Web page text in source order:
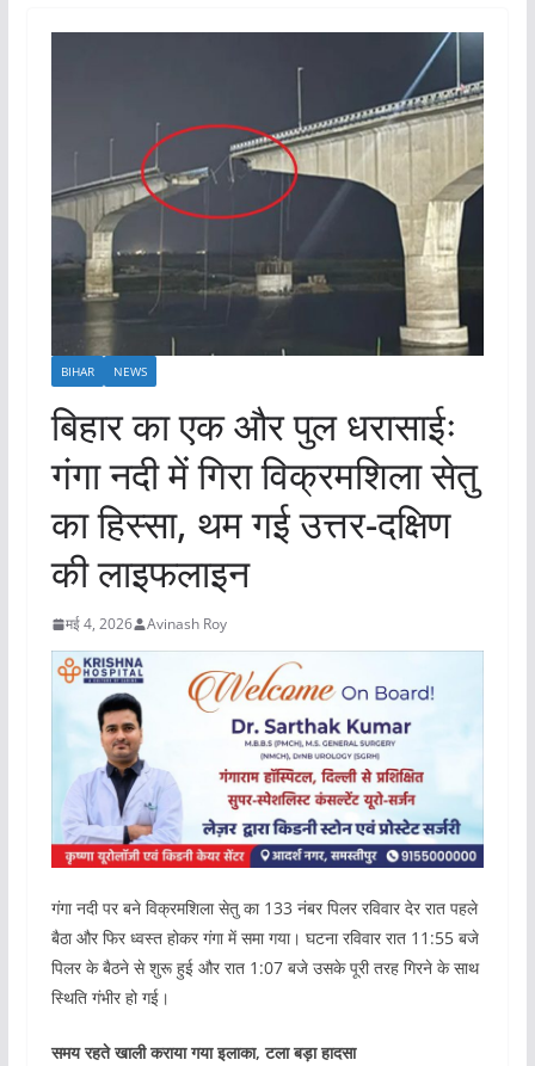
BIHAR NEWS
बिहार का एक और पुल धरासाईः
गंगा नदी में गिरा विक्रमशिला सेतु
का हिस्सा, थम गई उत्तर-दक्षिण
की लाइफलाइन
मई 4, 2026 Avinash Roy
गंगा नदी पर बने विक्रमशिला सेतु का 133 नंबर पिलर रविवार देर रात पहले
बैठा और फिर ध्वस्त होकर गंगा में समा गया। घटना रव‍िवार रात 11:55 बजे
पिलर के बैठने से शुरू हुई और रात 1:07 बजे उसके पूरी तरह गिरने के साथ
स्थिति गंभीर हो गई।
समय रहते खाली कराया गया इलाका, टला बड़ा हादसा